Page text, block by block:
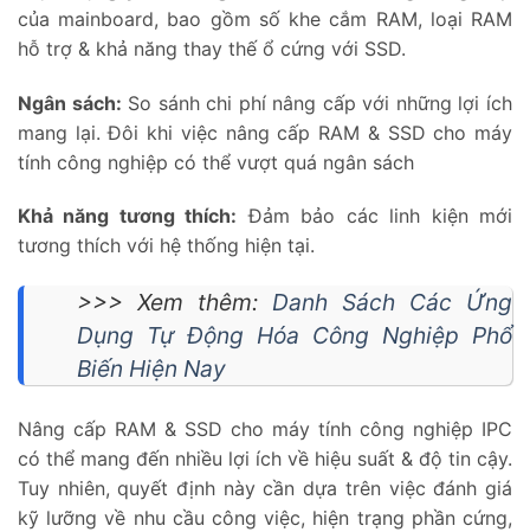
của mainboard, bao gồm số khe cắm RAM, loại RAM
hỗ trợ & khả năng thay thế ổ cứng với SSD.
Ngân sách: So sánh chi phí nâng cấp với những lợi ích
mang lại. Đôi khi việc nâng cấp RAM & SSD cho máy
tính công nghiệp có thể vượt quá ngân sách
Khả năng tương thích: Đảm bảo các linh kiện mới
tương thích với hệ thống hiện tại.
>>> Xem thêm: Danh Sách Các Ứng
Dụng Tự Động Hóa Công Nghiệp Phổ
Biến Hiện Nay
Nâng cấp RAM & SSD cho máy tính công nghiệp IPC
có thể mang đến nhiều lợi ích về hiệu suất & độ tin cậy.
Tuy nhiên, quyết định này cần dựa trên việc đánh giá
kỹ lưỡng về nhu cầu công việc, hiện trạng phần cứng,